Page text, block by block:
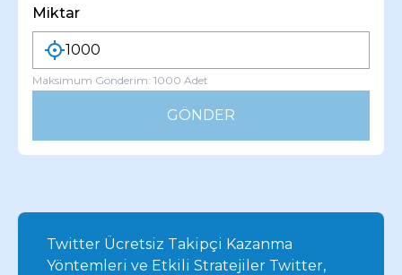
Miktar
Maksimum Gönderim: 1000 Adet
GÖNDER
Twitter Ücretsiz Takipçi Kazanma
Yöntemleri ve Etkili Stratejiler Twitter,